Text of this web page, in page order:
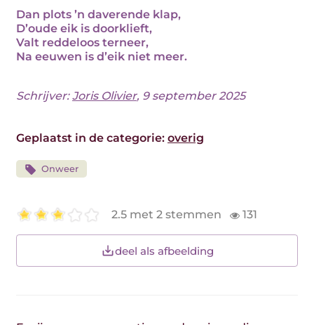
Dan plots ’n daverende klap,
D’oude eik is doorklieft,
Valt reddeloos terneer,
Na eeuwen is d’eik niet meer.
Schrijver:Joris Olivier, 9 september 2025
Geplaatst in de categorie: overig
Onweer
2.5 met 2 stemmen 131
deel als afbeelding